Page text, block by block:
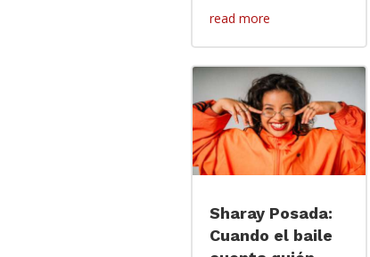
read more
Sharay Posada:
Cuando el baile